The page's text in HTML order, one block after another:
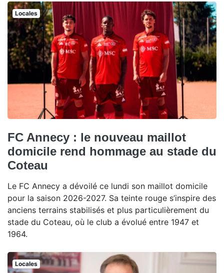
Locales
FC Annecy : le nouveau maillot
domicile rend hommage au stade du
Coteau
Le FC Annecy a dévoilé ce lundi son maillot domicile
pour la saison 2026-2027. Sa teinte rouge s’inspire des
anciens terrains stabilisés et plus particulièrement du
stade du Coteau, où le club a évolué entre 1947 et
1964.
Locales